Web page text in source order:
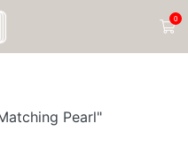
0
Pearl"